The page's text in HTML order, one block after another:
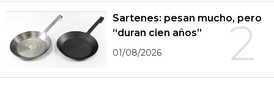
2
Sartenes: pesan mucho, pero
“duran cien años”
01/08/2026